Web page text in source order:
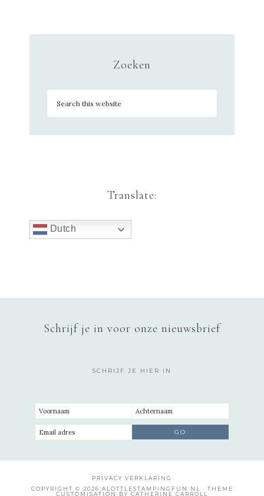
Zoeken
Translate:
Dutch
Schrijf je in voor onze nieuwsbrief
SCHRIJF JE HIER IN
PRIVACY VERKLARING
COPYRIGHT © 2026 ALOTTLESTAMPINGFUN.NL · THEME
CUSTOMISATION BY CATHERINE CARROLL